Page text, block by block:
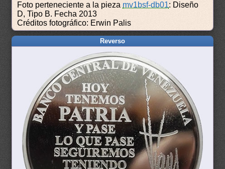
Foto perteneciente a la pieza mv1bsf-db01: Diseño
D, Tipo B. Fecha 2013
Créditos fotográfico: Erwin Palis
Reverso